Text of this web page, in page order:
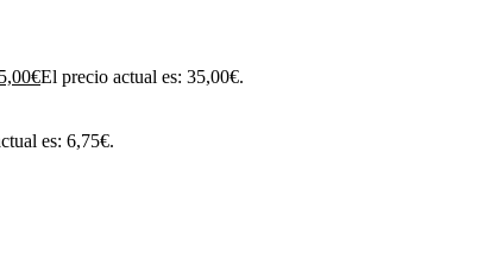
€El precio actual es: 35,00€.
es: 6,75€.